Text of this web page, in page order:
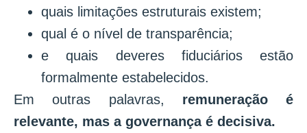
quais limitações estruturais existem;
qual é o nível de transparência;
e quais deveres fiduciários estão
formalmente estabelecidos.
Em outras palavras, remuneração é
relevante, mas a governança é decisiva.